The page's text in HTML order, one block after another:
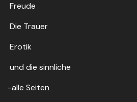
Freude
Die Trauer
Erotik
und die sinnliche
-alle Seiten